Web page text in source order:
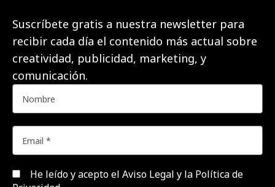
Suscríbete gratis a nuestra newsletter para
recibir cada día el contenido más actual sobre
creatividad, publicidad, marketing, y
comunicación.
He leído y acepto el Aviso Legal y la Política de